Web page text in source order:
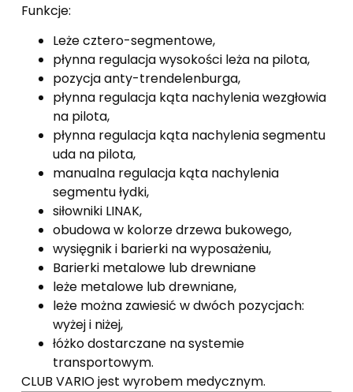
Funkcje:
Leże cztero-segmentowe,
płynna regulacja wysokości leża na pilota,
pozycja anty-trendelenburga,
płynna regulacja kąta nachylenia wezgłowia
na pilota,
płynna regulacja kąta nachylenia segmentu
uda na pilota,
manualna regulacja kąta nachylenia
segmentu łydki,
siłowniki LINAK,
obudowa w kolorze drzewa bukowego,
wysięgnik i barierki na wyposażeniu,
Barierki metalowe lub drewniane
leże metalowe lub drewniane,
leże można zawiesić w dwóch pozycjach:
wyżej i niżej,
łóżko dostarczane na systemie
transportowym.
CLUB VARIO jest wyrobem medycznym.